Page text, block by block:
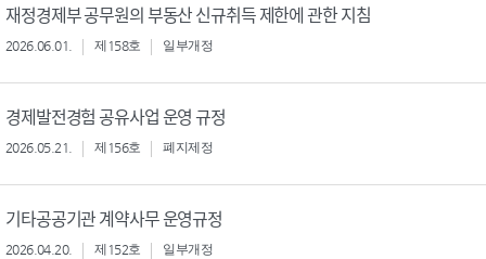
재정경제부 공무원의 부동산 신규취득 제한에 관한 지침
2026.06.01. 제158호 일부개정
경제발전경험 공유사업 운영 규정
2026.05.21. 제156호 폐지제정
기타공공기관 계약사무 운영규정
2026.04.20. 제152호 일부개정